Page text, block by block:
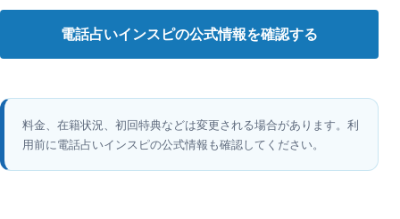
電話占いインスピの公式情報を確認する
料金、在籍状況、初回特典などは変更される場合があります。利
用前に電話占いインスピの公式情報も確認してください。